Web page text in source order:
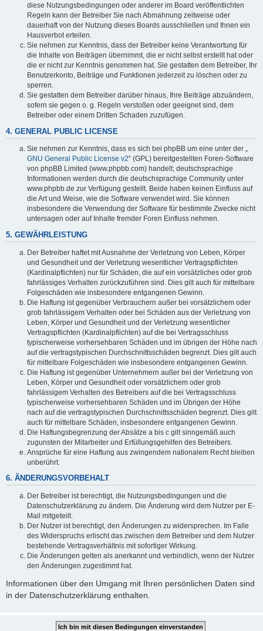
diese Nutzungsbedingungen oder anderer im Board veröffentlichten
Regeln kann der Betreiber Sie nach Abmahnung zeitweise oder
dauerhaft von der Nutzung dieses Boards ausschließen und Ihnen ein
Hausverbot erteilen.
Sie nehmen zur Kenntnis, dass der Betreiber keine Verantwortung für
die Inhalte von Beiträgen übernimmt, die er nicht selbst erstellt hat oder
die er nicht zur Kenntnis genommen hat. Sie gestatten dem Betreiber, Ihr
Benutzerkonto, Beiträge und Funktionen jederzeit zu löschen oder zu
sperren.
Sie gestatten dem Betreiber darüber hinaus, Ihre Beiträge abzuändern,
sofern sie gegen o. g. Regeln verstoßen oder geeignet sind, dem
Betreiber oder einem Dritten Schaden zuzufügen.
4. GENERAL PUBLIC LICENSE
Sie nehmen zur Kenntnis, dass es sich bei phpBB um eine unter der „
GNU General Public License v2“ (GPL) bereitgestellten Foren-Software
von phpBB Limited (www.phpbb.com) handelt; deutschsprachige
Informationen werden durch die deutschsprachige Community unter
www.phpbb.de zur Verfügung gestellt. Beide haben keinen Einfluss auf
die Art und Weise, wie die Software verwendet wird. Sie können
insbesondere die Verwendung der Software für bestimmte Zwecke nicht
untersagen oder auf Inhalte fremder Foren Einfluss nehmen.
5. GEWÄHRLEISTUNG
Der Betreiber haftet mit Ausnahme der Verletzung von Leben, Körper
und Gesundheit und der Verletzung wesentlicher Vertragspflichten
(Kardinalpflichten) nur für Schäden, die auf ein vorsätzliches oder grob
fahrlässiges Verhalten zurückzuführen sind. Dies gilt auch für mittelbare
Folgeschäden wie insbesondere entgangenen Gewinn.
Die Haftung ist gegenüber Verbrauchern außer bei vorsätzlichem oder
grob fahrlässigem Verhalten oder bei Schäden aus der Verletzung von
Leben, Körper und Gesundheit und der Verletzung wesentlicher
Vertragspflichten (Kardinalpflichten) auf die bei Vertragsschluss
typischerweise vorhersehbaren Schäden und im übrigen der Höhe nach
auf die vertragstypischen Durchschnittsschäden begrenzt. Dies gilt auch
für mittelbare Folgeschäden wie insbesondere entgangenen Gewinn.
Die Haftung ist gegenüber Unternehmern außer bei der Verletzung von
Leben, Körper und Gesundheit oder vorsätzlichem oder grob
fahrlässigem Verhalten des Betreibers auf die bei Vertragsschluss
typischerweise vorhersehbaren Schäden und im Übrigen der Höhe
nach auf die vertragstypischen Durchschnittsschäden begrenzt. Dies gilt
auch für mittelbare Schäden, insbesondere entgangenen Gewinn.
Die Haftungsbegrenzung der Absätze a bis c gilt sinngemäß auch
zugunsten der Mitarbeiter und Erfüllungsgehilfen des Betreibers.
Ansprüche für eine Haftung aus zwingendem nationalem Recht bleiben
unberührt.
6. ÄNDERUNGSVORBEHALT
Der Betreiber ist berechtigt, die Nutzungsbedingungen und die
Datenschutzerklärung zu ändern. Die Änderung wird dem Nutzer per E-
Mail mitgeteilt.
Der Nutzer ist berechtigt, den Änderungen zu widersprechen. Im Falle
des Widerspruchs erlischt das zwischen dem Betreiber und dem Nutzer
bestehende Vertragsverhältnis mit sofortiger Wirkung.
Die Änderungen gelten als anerkannt und verbindlich, wenn der Nutzer
den Änderungen zugestimmt hat.
Informationen über den Umgang mit Ihren persönlichen Daten sind
in der Datenschutzerklärung enthalten.